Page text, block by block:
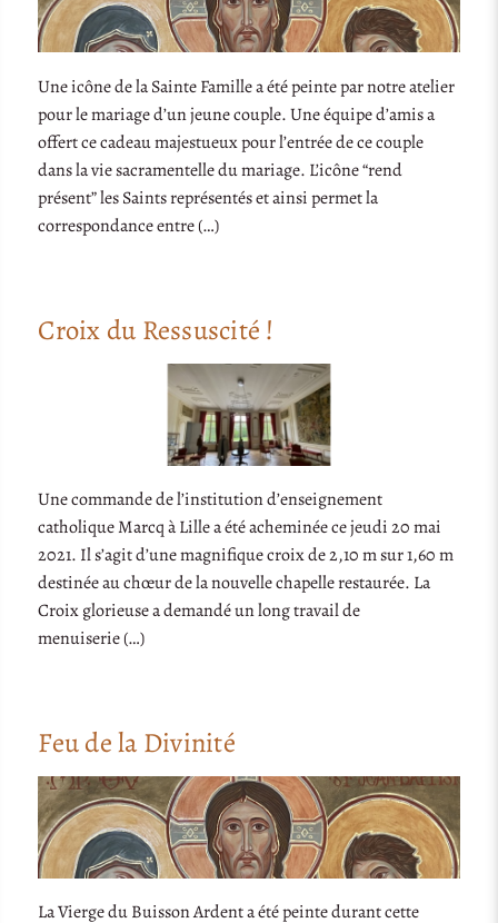
Une icône de la Sainte Famille a été peinte par notre atelier
pour le mariage d’un jeune couple. Une équipe d’amis a
offert ce cadeau majestueux pour l’entrée de ce couple
dans la vie sacramentelle du mariage. L’icône “rend
présent” les Saints représentés et ainsi permet la
correspondance entre (…)
Croix du Ressuscité !
Une commande de l’institution d’enseignement
catholique Marcq à Lille a été acheminée ce jeudi 20 mai
2021. Il s’agit d’une magnifique croix de 2,10 m sur 1,60 m
destinée au chœur de la nouvelle chapelle restaurée. La
Croix glorieuse a demandé un long travail de
menuiserie (…)
Feu de la Divinité
La Vierge du Buisson Ardent a été peinte durant cette